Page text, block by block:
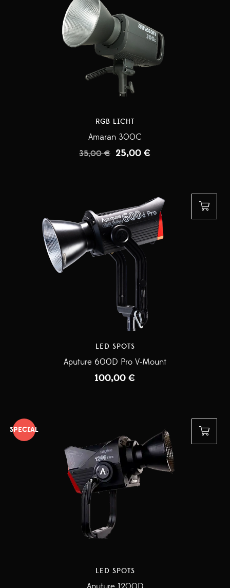
RGB LICHT
Amaran 300C
35,00€ 25,00 €
LED SPOTS
Aputure 600D Pro V-Mount
100,00 €
SPECIAL
LED SPOTS